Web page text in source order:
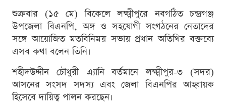
শুক্রবার (১৫ মে) বিকেলে লক্ষ্মীপুরে নবগঠিত চন্দ্রগঞ্জ
উপজেলা বিএনপি, অঙ্গ ও সহযোগী সংগঠনের নেতাদের
সঙ্গে আয়োজিত মতবিনিময় সভায় প্রধান অতিথির বক্তব্যে
এসব কথা বলেন তিনি।
শহীদউদ্দীন চৌধুরী এ্যানি বর্তমানে লক্ষ্মীপুর-৩ (সদর)
আসনের সংসদ সদস্য এবং জেলা বিএনপির আহ্বায়ক
হিসেবে দায়িত্ব পালন করছেন।